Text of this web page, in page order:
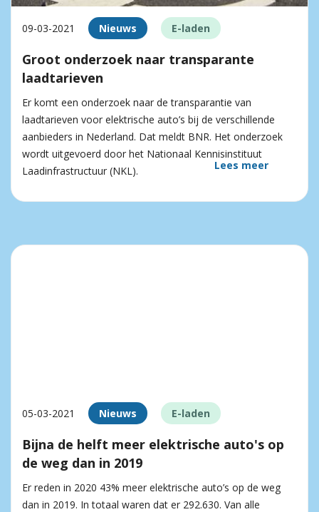
09-03-2021 Nieuws E-laden
Groot onderzoek naar transparante
laadtarieven
Er komt een onderzoek naar de transparantie van
laadtarieven voor elektrische auto’s bij de verschillende
aanbieders in Nederland. Dat meldt BNR. Het onderzoek
wordt uitgevoerd door het Nationaal Kennisinstituut
Laadinfrastructuur (NKL).
Lees meer
05-03-2021 Nieuws E-laden
Bijna de helft meer elektrische auto's op
de weg dan in 2019
Er reden in 2020 43% meer elektrische auto’s op de weg
dan in 2019. In totaal waren dat er 292.630. Van alle